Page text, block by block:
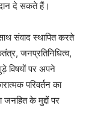
दे सकते हैं।
संवाद स्थापित करते
जनप्रतिनिधित्व,
विषयों पर अपने
परिवर्तन का
के मुद्दों पर